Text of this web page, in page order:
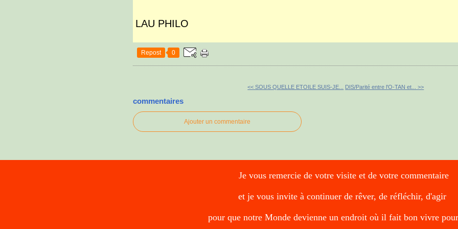
LAU PHILO
Repost 0
<< SOUS QUELLE ETOILE SUIS-JE... DIS/Parité entre l'O-TAN et... >>
commentaires
Ajouter un commentaire
Je vous remercie de votre visite et de votre commentaire
et je vous invite à continuer de rêver, de réfléchir, d'agir
pour que notre Monde devienne un endroit où il fait bon vivre